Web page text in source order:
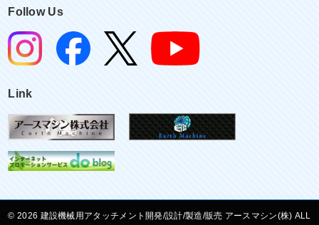
Follow Us
Link
©
建設機械用アタッチメント開発/設計/製造/販売 アースマシン(株) ALL